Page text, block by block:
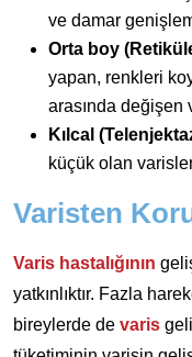
ve damar
Orta boy
yapan, renkleri
arasında değişen
Kılcal
küçük olan
Varisten
Varis hastalığının
yatkınlıktır. Fazla
bireylerde de varis